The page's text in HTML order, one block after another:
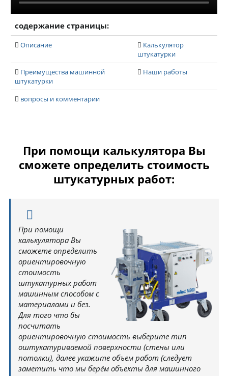
содержание страницы:
Описание
Калькулятор
штукатурки
Преимущества машинной
штукатурки
Наши работы
вопросы и комментарии
При помощи калькулятора Вы
сможете определить стоимость
штукатурных работ:
При помощи
калькулятора Вы
сможете определить
ориентировочную
стоимость
штукатурных работ
машинным способом с
материалами и без.
Для того что бы
посчитать
ориентировочную стоимость выберите тип
оштукатуриваемой поверхности (стены или
потолки), далее укажите объем работ (следует
заметить что мы берём объекты для машинного